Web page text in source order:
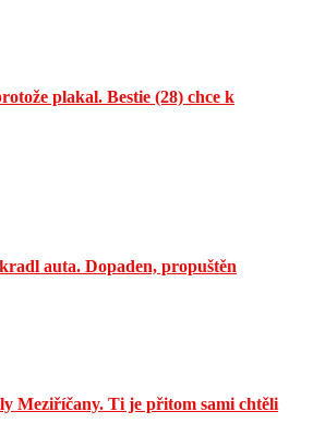
plakal. Bestie (28) chce k
auta. Dopaden, propuštěn
Meziříčany. Ti je přitom sami chtěli